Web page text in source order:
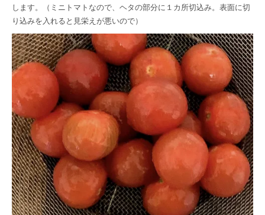
します。（ミニトマトなので、ヘタの部分に１カ所切込み。表面に切
り込みを入れると見栄えが悪いので）